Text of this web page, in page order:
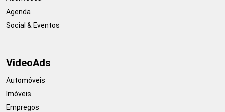
Agenda
Social & Eventos
VideoAds
Automóveis
Imóveis
Empregos